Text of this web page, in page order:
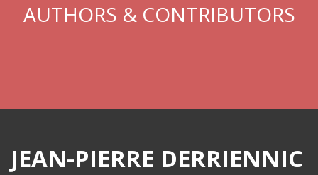
AUTHORS & CONTRIBUTORS
JEAN-PIERRE DERRIENNIC